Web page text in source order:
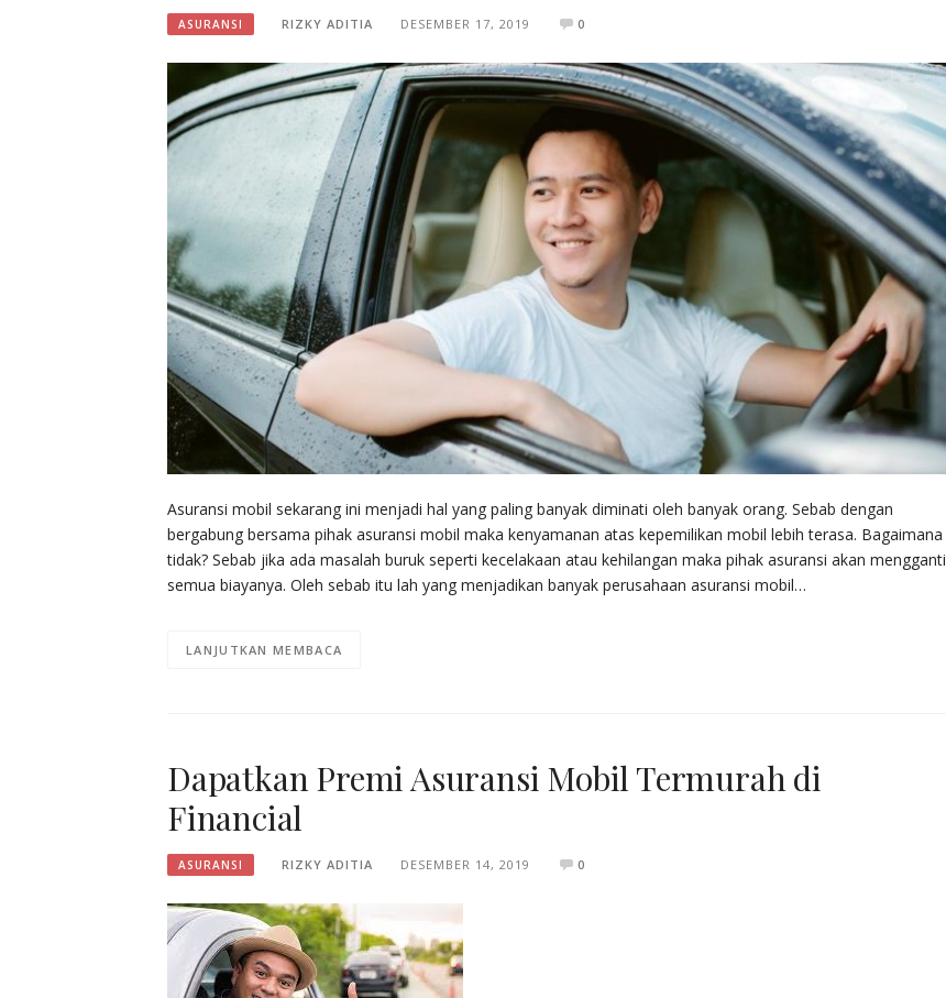
ASURANSI RIZKY ADITIA DESEMBER 17, 2019 0
Asuransi mobil sekarang ini menjadi hal yang paling banyak diminati oleh banyak orang. Sebab dengan
bergabung bersama pihak asuransi mobil maka kenyamanan atas kepemilikan mobil lebih terasa. Bagaimana
tidak? Sebab jika ada masalah buruk seperti kecelakaan atau kehilangan maka pihak asuransi akan mengganti
semua biayanya. Oleh sebab itu lah yang menjadikan banyak perusahaan asuransi mobil…
LANJUTKAN MEMBACA
Dapatkan Premi Asuransi Mobil Termurah di
Financial
ASURANSI RIZKY ADITIA DESEMBER 14, 2019 0